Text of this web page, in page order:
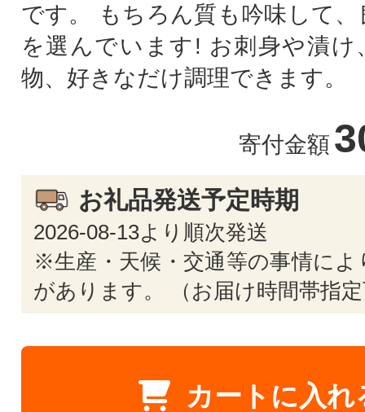
です。 もちろん質も吟味して
を選んでいます! お刺身や漬け
物、好きなだけ調理できます。
寄付金額
お礼品発送予定時期
2026-08-13より順次発送
※生産・天候・交通等の事情によ
があります。 （お届け時間帯指
カートに入れ